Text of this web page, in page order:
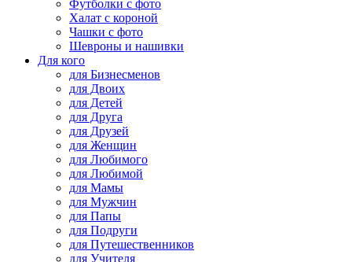
Футболки с фото
Халат с короной
Чашки с фото
Шевроны и нашивки
Для кого
для Бизнесменов
для Двоих
для Детей
для Друга
для Друзей
для Женщин
для Любимого
для Любимой
для Мамы
для Мужчин
для Папы
для Подруги
для Путешественников
для Учителя